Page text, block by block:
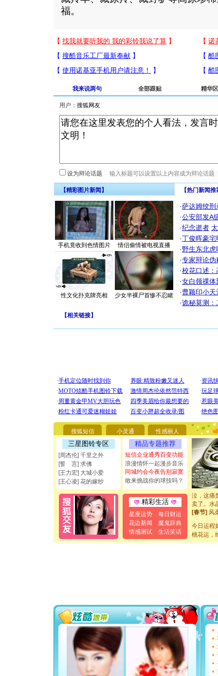
福。
我来说两句 全部跟贴 精华区
用户：
设为辩论话题
【精彩图片新闻】
手机竟收到色情图片 情侣偷情被电视直播
性文化扑克牌亮相 少女半裸尸首惨不忍睹
【热门新闻
·萨达姆绞刑
·公安部发A
·纪念逝者
·丁俊晖豪
·野生东北
·专家辩论伪
·校花口述：
·女白领祼体
·曹颖印小天
·诡秘莫测：
【相关链接】
搜狐短信 小灵通 性感丽人
三星图铃专区
[周杰伦] 千里之外
[誓 言] 求佛
[王力宏] 大城小爱
[王心凌] 花的嫁纱
精品专题推荐
短信企业通秀百变功能
浪漫情怀一起漫步音乐
同城约会今夜告别寂寞
敢来挑战你的球技吗？
精彩生活
星座运势
每日财运
花边新闻
魔鬼辞典
情感测试
生活笑话
你太多
要平安
[圣诞节]
能正大
都要快乐
如意,快
[元旦]看
断电。爱
你是我专
[元旦]如
起；二是
离。水晶
[元旦]当
泣，这痛
卖了。水
[春节] 风
颜！冬去
道一声平
[春节]传
片叶子是
[圣诞节]
如意,快
[元旦]看
断电。
你是我
[元旦]
如
起；二
离。水
[元旦]
当
今日运程
桃花运，